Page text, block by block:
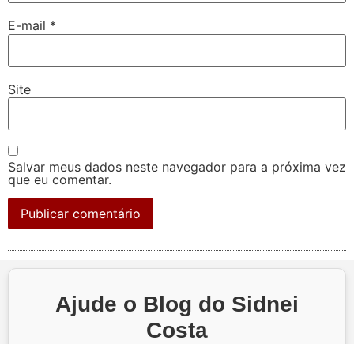
E-mail *
Site
Salvar meus dados neste navegador para a próxima vez
que eu comentar.
Ajude o Blog do Sidnei
Costa